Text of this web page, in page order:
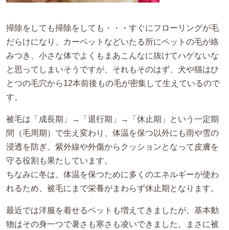
掃除をしても掃除をしても・・・すぐにフローリングが毛
だらけになり、カーペットなどいたる所にペットの毛が絡
みつき、小さな体でよくもまあこんなに抜けてハゲないな
と思ってしまいそうですが、それもそのはず、犬や猫はひ
とつの毛穴から12本前後もの毛が密集して生えているので
す。
被毛は「成長期」→「退行期」→「休止期」という一定期
間（毛周期）で生え変わり、体温を保つ以外にも雨や雪の
浸透を防ぎ、紫外線や外傷からクッションとなって皮膚を
守る役割も果たしています。
ちなみに冬は、体温を保つために多くのエネルギーが使わ
れるため、被毛にまで栄養がまわらず休止期となります。
最近では洋服を着せるペットも増えてきましたが、基本動
物はその身一つで暑さも寒さも凌いできました。まさに被